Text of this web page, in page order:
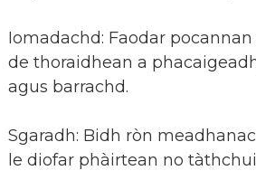
Iomadachd: Faodar
de thoraidhean a
agus barrachd.
Sgaradh: Bidh ròn
le diofar phàirtean no